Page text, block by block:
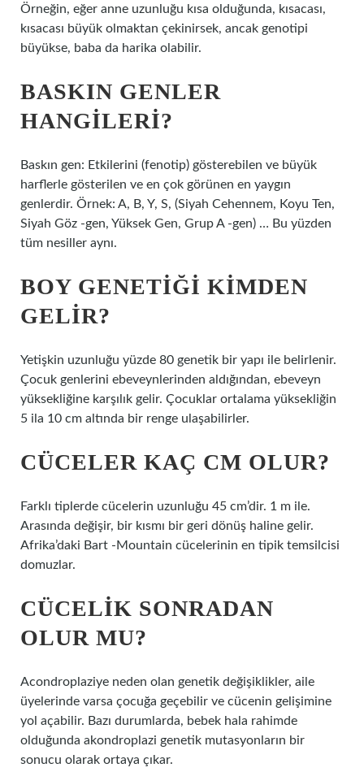
Örneğin, eğer anne uzunluğu kısa olduğunda, kısacası,
kısacası büyük olmaktan çekinirsek, ancak genotipi
büyükse, baba da harika olabilir.
BASKIN GENLER
HANGILERI?
Baskın gen: Etkilerini (fenotip) gösterebilen ve büyük
harflerle gösterilen ve en çok görünen en yaygın
genlerdir. Örnek: A, B, Y, S, (Siyah Cehennem, Koyu Ten,
Siyah Göz -gen, Yüksek Gen, Grup A -gen) … Bu yüzden
tüm nesiller aynı.
BOY GENETIĞI KIMDEN
GELIR?
Yetişkin uzunluğu yüzde 80 genetik bir yapı ile belirlenir.
Çocuk genlerini ebeveynlerinden aldığından, ebeveyn
yüksekliğine karşılık gelir. Çocuklar ortalama yüksekliğin
5 ila 10 cm altında bir renge ulaşabilirler.
CÜCELER KAÇ CM OLUR?
Farklı tiplerde cücelerin uzunluğu 45 cm’dir. 1 m ile.
Arasında değişir, bir kısmı bir geri dönüş haline gelir.
Afrika’daki Bart -Mountain cücelerinin en tipik temsilcisi
domuzlar.
CÜCELIK SONRADAN
OLUR MU?
Acondroplaziye neden olan genetik değişiklikler, aile
üyelerinde varsa çocuğa geçebilir ve cücenin gelişimine
yol açabilir. Bazı durumlarda, bebek hala rahimde
olduğunda akondroplazi genetik mutasyonların bir
sonucu olarak ortaya çıkar.